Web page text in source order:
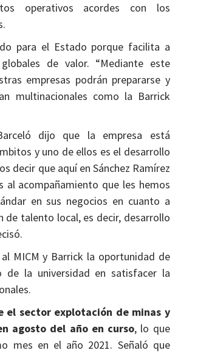
operativos acordes con los
para el Estado porque facilita a
de valor. “Mediante este
empresas podrán prepararse y
multinacionales como la Barrick
dijo que la empresa está
y uno de ellos es el desarrollo
decir que aquí en Sánchez Ramírez
al acompañamiento que les hemos
en sus negocios en cuanto a
talento local, es decir, desarrollo
MICM y Barrick la oportunidad de
la universidad en satisfacer la
el sector explotación de minas y
agosto del año en curso, lo que
mes en el año 2021. Señaló que